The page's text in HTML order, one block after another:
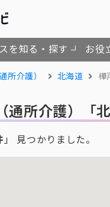
を知る・探す お役
所介護） 北海道 樺
通所介護） 「
」 見つかりました。